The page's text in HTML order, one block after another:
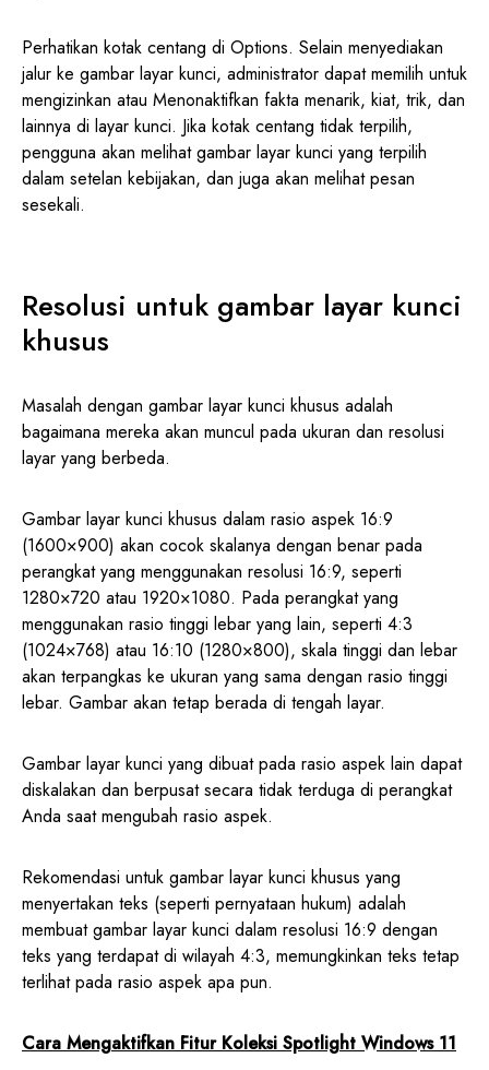
Perhatikan kotak centang di Options. Selain menyediakan
jalur ke gambar layar kunci, administrator dapat memilih untuk
mengizinkan atau Menonaktifkan fakta menarik, kiat, trik, dan
lainnya di layar kunci. Jika kotak centang tidak terpilih,
pengguna akan melihat gambar layar kunci yang terpilih
dalam setelan kebijakan, dan juga akan melihat pesan
sesekali.
Resolusi untuk gambar layar kunci
khusus
Masalah dengan gambar layar kunci khusus adalah
bagaimana mereka akan muncul pada ukuran dan resolusi
layar yang berbeda.
Gambar layar kunci khusus dalam rasio aspek 16:9
(1600×900) akan cocok skalanya dengan benar pada
perangkat yang menggunakan resolusi 16:9, seperti
1280×720 atau 1920×1080. Pada perangkat yang
menggunakan rasio tinggi lebar yang lain, seperti 4:3
(1024×768) atau 16:10 (1280×800), skala tinggi dan lebar
akan terpangkas ke ukuran yang sama dengan rasio tinggi
lebar. Gambar akan tetap berada di tengah layar.
Gambar layar kunci yang dibuat pada rasio aspek lain dapat
diskalakan dan berpusat secara tidak terduga di perangkat
Anda saat mengubah rasio aspek.
Rekomendasi untuk gambar layar kunci khusus yang
menyertakan teks (seperti pernyataan hukum) adalah
membuat gambar layar kunci dalam resolusi 16:9 dengan
teks yang terdapat di wilayah 4:3, memungkinkan teks tetap
terlihat pada rasio aspek apa pun.
Cara Mengaktifkan Fitur Koleksi Spotlight Windows 11